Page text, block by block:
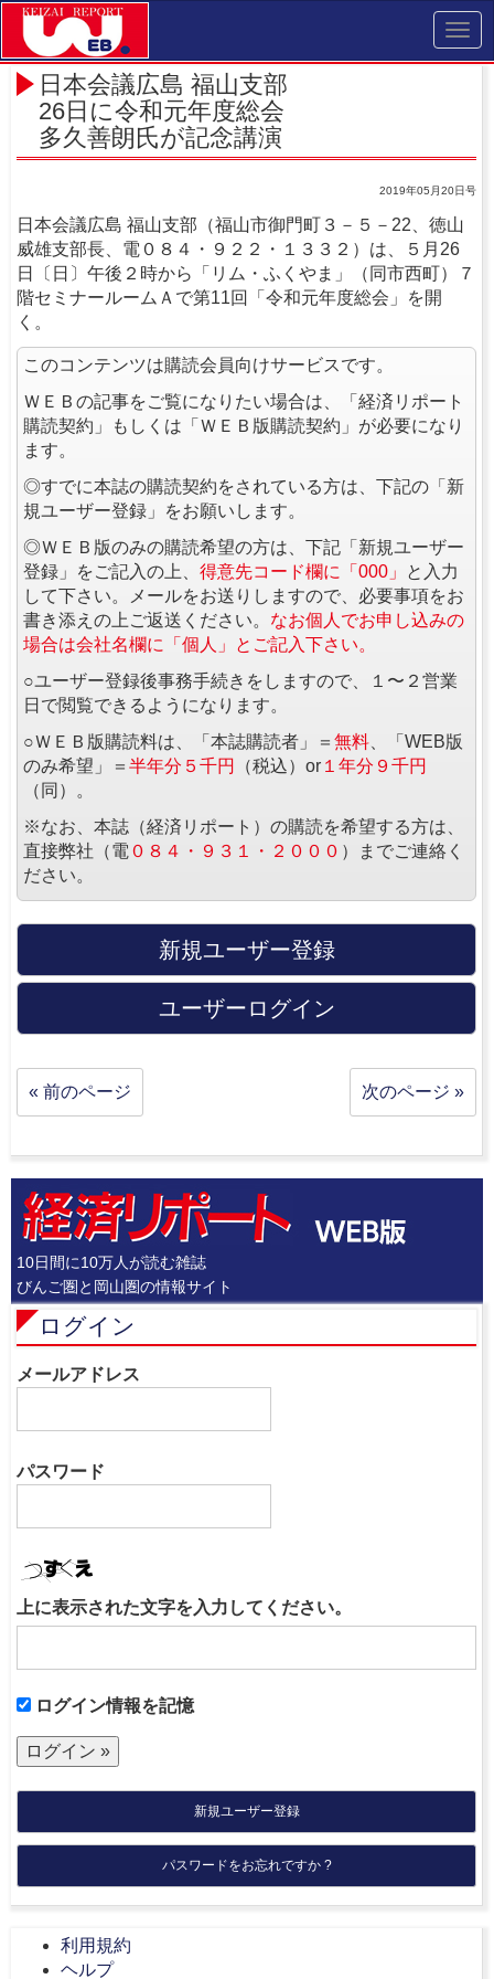
日本会議広島 福山支部
26日に令和元年度総会
多久善朗氏が記念講演
2019年05月20日号
日本会議広島 福山支部（福山市御門町３－５－22、徳山
威雄支部長、電０８４・９２２・１３３２）は、５月26
日〔日〕午後２時から「リム・ふくやま」（同市西町）７
階セミナールームＡで第11回「令和元年度総会」を開
く。
このコンテンツは購読会員向けサービスです。
ＷＥＢの記事をご覧になりたい場合は、「経済リポート
購読契約」もしくは「ＷＥＢ版購読契約」が必要になり
ます。
◎すでに本誌の購読契約をされている方は、下記の「新
規ユーザー登録」をお願いします。
◎ＷＥＢ版のみの購読希望の方は、下記「新規ユーザー
登録」をご記入の上、 得意先コード欄に「000」
と入力
して下さい。メールをお送りしますので、必要事項をお
書き添えの上ご返送ください。 なお個人でお申し込みの
場合は会社名欄に「個人」とご記入下さい。
○ユーザー登録後事務手続きをしますので、１〜２営業
日で閲覧できるようになります。
○ＷＥＢ版購読料は、「本誌購読者」＝ 無料 、「WEB版
のみ希望」＝ 半年分５千円 （税込）or １年分９千円
（同）。
※なお、本誌（経済リポート）の購読を希望する方は、
直接弊社（電 ０８４・９３１・２０００ ）までご連絡く
ださい。
新規ユーザー登録
ユーザーログイン
« 前のページ 次のページ »
10日間に10万人が読む雑誌
びんご圏と岡山圏の情報サイト
ログイン
メールアドレス
パスワード
上に表示された文字を入力してください。
ログイン情報を記憶
新規ユーザー登録
パスワードをお忘れですか ?
利用規約
ヘルプ